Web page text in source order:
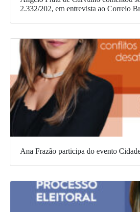
2.332/202, em entrevista ao Correio
Ana Frazão participa do evento